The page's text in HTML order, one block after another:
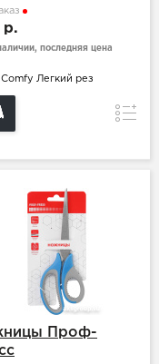
р.
последняя цена
Comfy Легкий рез
Проф-